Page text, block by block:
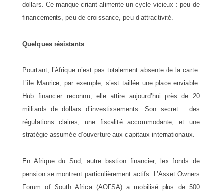
dollars. Ce manque criant alimente un cycle vicieux : peu de
financements, peu de croissance, peu d’attractivité.
Quelques résistants
Pourtant, l’Afrique n’est pas totalement absente de la carte.
L’île Maurice, par exemple, s’est taillée une place enviable.
Hub financier reconnu, elle attire aujourd’hui près de 20
milliards de dollars d’investissements. Son secret : des
régulations claires, une fiscalité accommodante, et une
stratégie assumée d’ouverture aux capitaux internationaux.
En Afrique du Sud, autre bastion financier, les fonds de
pension se montrent particulièrement actifs. L’Asset Owners
Forum of South Africa (AOFSA) a mobilisé plus de 500